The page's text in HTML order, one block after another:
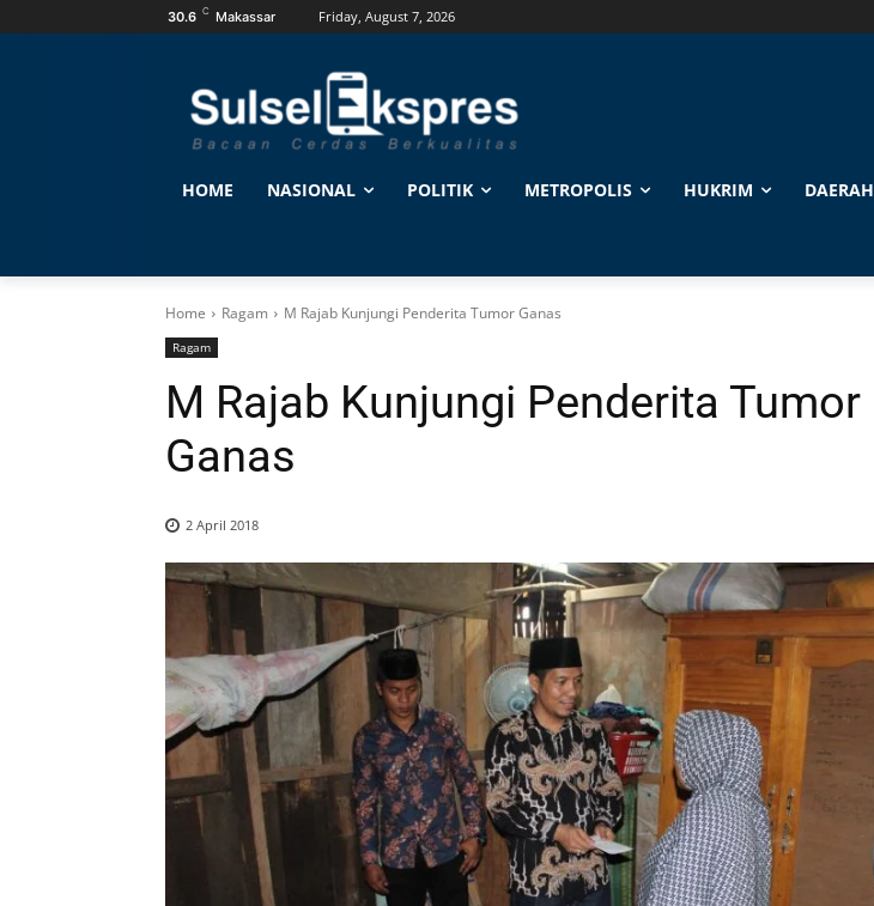
30.6 C Makassar Friday, August 7, 2026
HOME NASIONAL POLITIK METROPOLIS HUKRIM DAERAH
Home Ragam M Rajab Kunjungi Penderita Tumor Ganas
Ragam
M Rajab Kunjungi Penderita Tumor
Ganas
2 April 2018